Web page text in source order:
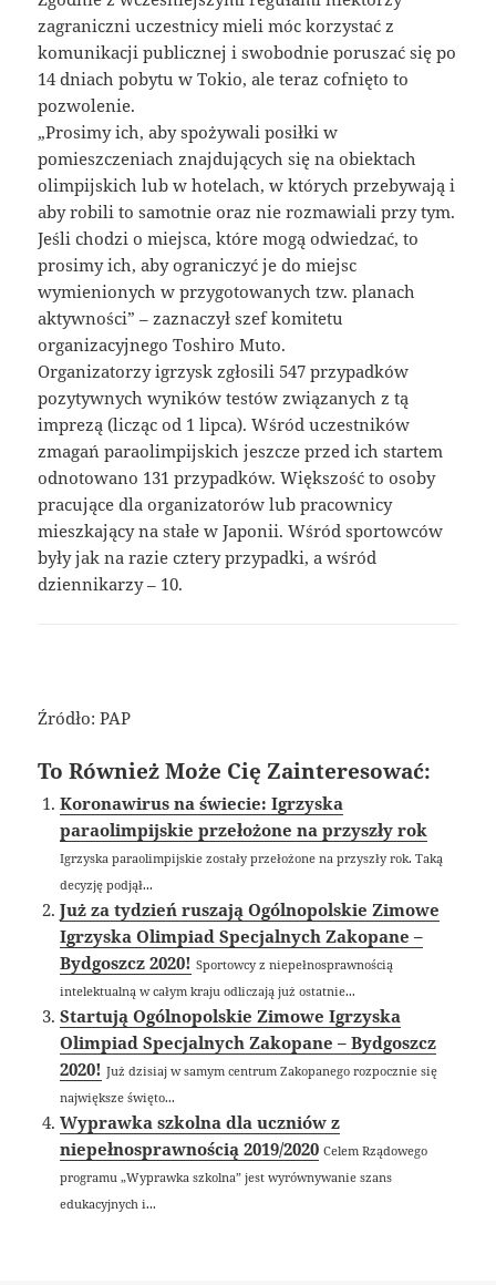
zagraniczni uczestnicy mieli móc korzystać z
komunikacji publicznej i swobodnie poruszać się po
14 dniach pobytu w Tokio, ale teraz cofnięto to
pozwolenie.
„Prosimy ich, aby spożywali posiłki w
pomieszczeniach znajdujących się na obiektach
olimpijskich lub w hotelach, w których przebywają i
aby robili to samotnie oraz nie rozmawiali przy tym.
Jeśli chodzi o miejsca, które mogą odwiedzać, to
prosimy ich, aby ograniczyć je do miejsc
wymienionych w przygotowanych tzw. planach
aktywności” – zaznaczył szef komitetu
organizacyjnego Toshiro Muto.
Organizatorzy igrzysk zgłosili 547 przypadków
pozytywnych wyników testów związanych z tą
imprezą (licząc od 1 lipca). Wśród uczestników
zmagań paraolimpijskich jeszcze przed ich startem
odnotowano 131 przypadków. Większość to osoby
pracujące dla organizatorów lub pracownicy
mieszkający na stałe w Japonii. Wśród sportowców
były jak na razie cztery przypadki, a wśród
dziennikarzy – 10.
Źródło: PAP
To Również Może Cię Zainteresować:
Koronawirus na świecie: Igrzyska
paraolimpijskie przełożone na przyszły rok
Igrzyska paraolimpijskie zostały przełożone na przyszły rok. Taką
decyzję podjął...
Już za tydzień ruszają Ogólnopolskie Zimowe
Igrzyska Olimpiad Specjalnych Zakopane –
Bydgoszcz 2020! Sportowcy z niepełnosprawnością
intelektualną w całym kraju odliczają już ostatnie...
Startują Ogólnopolskie Zimowe Igrzyska
Olimpiad Specjalnych Zakopane – Bydgoszcz
2020! Już dzisiaj w samym centrum Zakopanego rozpocznie się
największe święto...
Wyprawka szkolna dla uczniów z
niepełnosprawnością 2019/2020 Celem Rządowego
programu „Wyprawka szkolna” jest wyrównywanie szans
edukacyjnych i...